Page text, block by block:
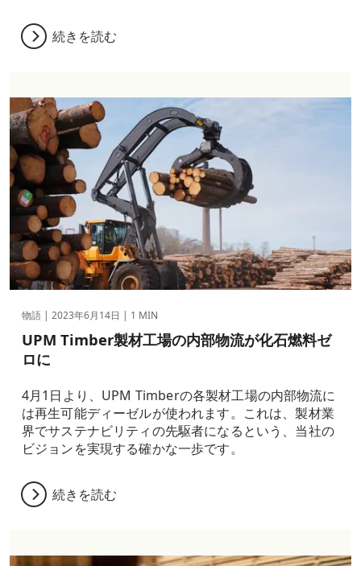
続きを読む
物語 | 2023年6月14日 | 1 MIN
UPM Timber製材工場の内部物流が化石燃料ゼ
ロに
4月1日より、UPM Timberの各製材工場の内部物流に
は再生可能ディーゼルが使われます。これは、製材業
界でサステナビリティの先駆者になるという、当社の
ビジョンを実現する確かな一歩です。
続きを読む